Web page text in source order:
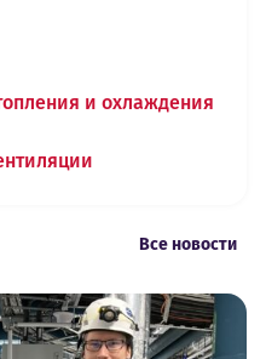
и охлаждения
Все новости